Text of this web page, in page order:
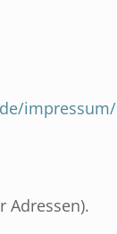
impressum/
Adressen).